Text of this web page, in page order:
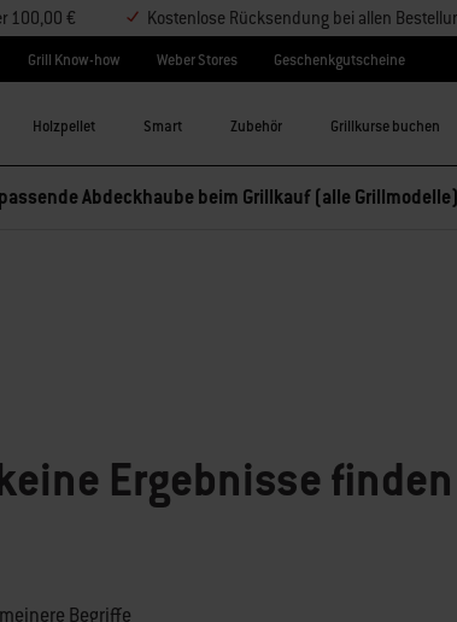
100,00 € Kostenlose Rücksendung bei allen
Grill Know-how Weber Stores Geschenkgutscheine
Holzpellet Smart Zubehör Grillkurse buchen
Abdeckhaube beim Grillkauf (alle
Ergebnisse
Begriffe